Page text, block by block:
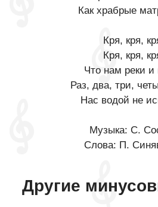
Как храбрые
Кря, кря,
Кря, кря,
Что нам реки и
Раз, два, три,
Нас водой не
Музыка: С.
Слова: П.
Другие